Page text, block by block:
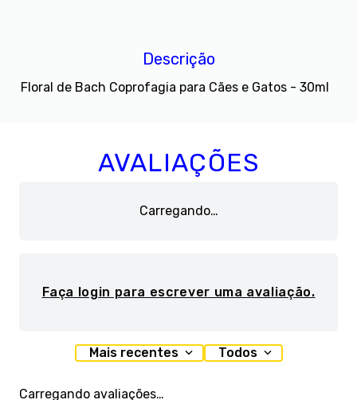
Descrição
Floral de Bach Coprofagia para Cães e Gatos - 30ml
AVALIAÇÕES
Carregando…
Faça login para escrever uma avaliação.
Mais recentes Todos
Carregando avaliações…